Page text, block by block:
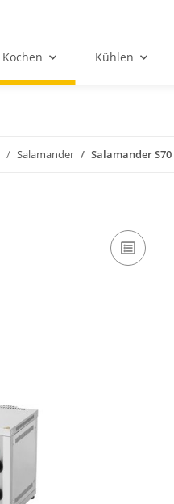
Kochen Kühlen
Salamander Salamander S70